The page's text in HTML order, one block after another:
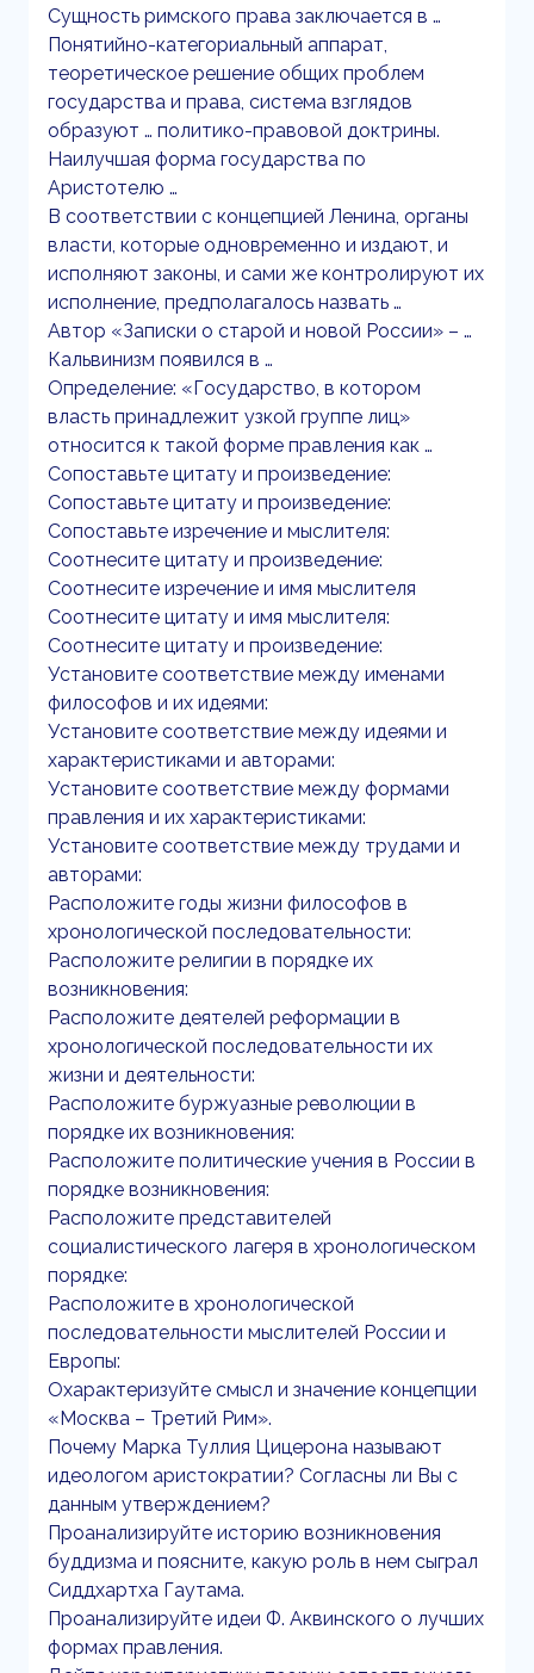
Сущность римского права заключается в …
Понятийно-категориальный аппарат,
теоретическое решение общих проблем
государства и права, система взглядов
образуют … политико-правовой доктрины.
Наилучшая форма государства по
Аристотелю …
В соответствии с концепцией Ленина, органы
власти, которые одновременно и издают, и
исполняют законы, и сами же контролируют их
исполнение, предполагалось назвать …
Автор «Записки о старой и новой России» – …
Кальвинизм появился в …
Определение: «Государство, в котором
власть принадлежит узкой группе лиц»
относится к такой форме правления как …
Сопоставьте цитату и произведение:
Сопоставьте цитату и произведение:
Сопоставьте изречение и мыслителя:
Соотнесите цитату и произведение:
Соотнесите изречение и имя мыслителя
Соотнесите цитату и имя мыслителя:
Соотнесите цитату и произведение:
Установите соответствие между именами
философов и их идеями:
Установите соответствие между идеями и
характеристиками и авторами:
Установите соответствие между формами
правления и их характеристиками:
Установите соответствие между трудами и
авторами:
Расположите годы жизни философов в
хронологической последовательности:
Расположите религии в порядке их
возникновения:
Расположите деятелей реформации в
хронологической последовательности их
жизни и деятельности:
Расположите буржуазные революции в
порядке их возникновения:
Расположите политические учения в России в
порядке возникновения:
Расположите представителей
социалистического лагеря в хронологическом
порядке:
Расположите в хронологической
последовательности мыслителей России и
Европы:
Охарактеризуйте смысл и значение концепции
«Москва – Третий Рим».
Почему Марка Туллия Цицерона называют
идеологом аристократии? Согласны ли Вы с
данным утверждением?
Проанализируйте историю возникновения
буддизма и поясните, какую роль в нем сыграл
Сиддхартха Гаутама.
Проанализируйте идеи Ф. Аквинского о лучших
формах правления.